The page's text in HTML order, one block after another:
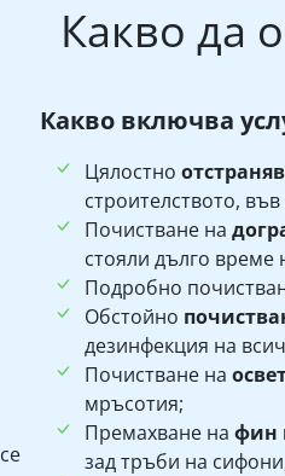
Какво да
Какво включва
Цялостно
строителството,
Почистване на
стояли дълго време
Подробно
Обстойно
дезинфекция на
Почистване на
мръсотия;
Премахване на фин
зад тръби на